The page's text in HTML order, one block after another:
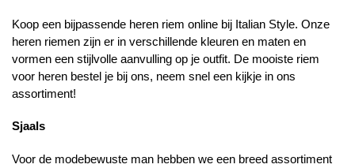
Koop een bijpassende heren riem online bij Italian Style. Onze
heren riemen zijn er in verschillende kleuren en maten en
vormen een stijlvolle aanvulling op je outfit. De mooiste riem
voor heren bestel je bij ons, neem snel een kijkje in ons
assortiment!
Sjaals
Voor de modebewuste man hebben we een breed assortiment